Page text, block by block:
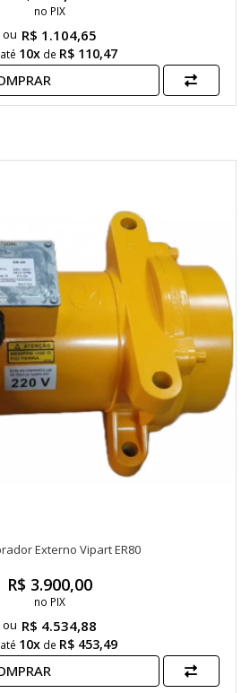
R$ 1.104,65
10x de R$ 110,47
no PIX
Externo Vipart ER80
R$ 4.534,88
10x de R$ 453,49
R$ 3.900,00
no PIX